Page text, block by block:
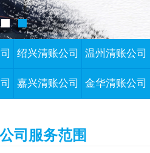
绍兴清账公司 温州清账公司
嘉兴清账公司 金华清账公司
司服务范围